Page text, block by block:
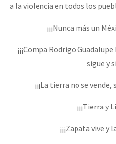
a la violencia en todos los
¡¡¡Nunca más un
¡¡¡Compa Rodrigo
sigue y
¡¡¡La tierra no se
¡¡¡Tierra y
¡¡¡Zapata vive y